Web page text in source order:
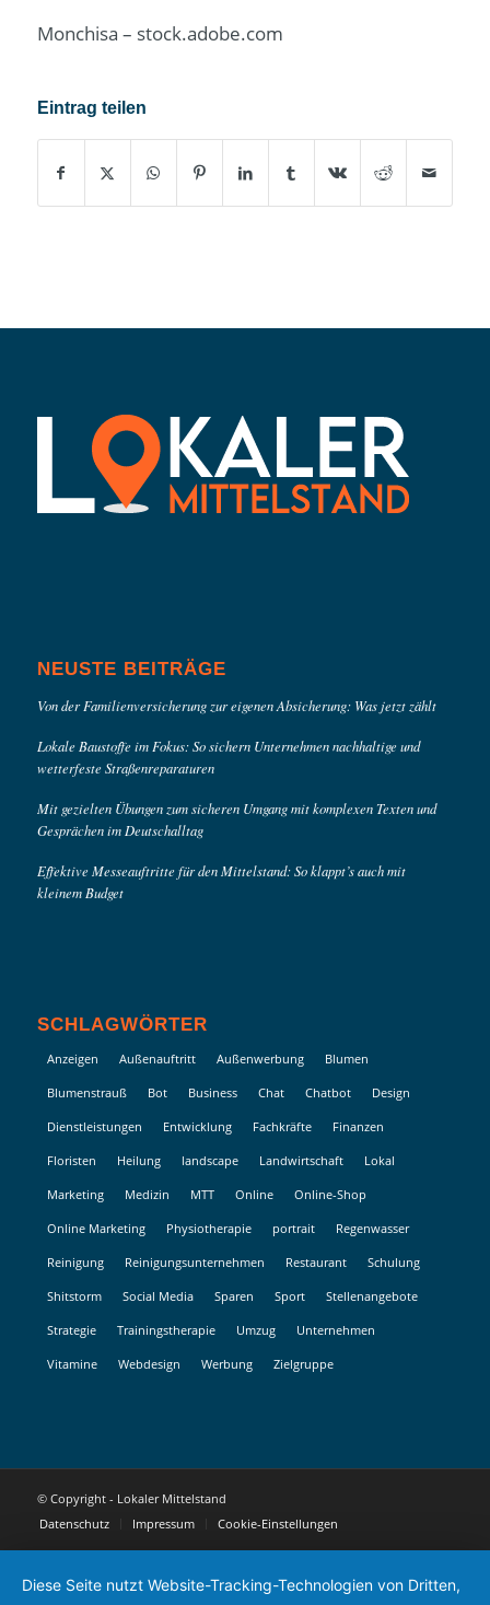
Monchisa – stock.adobe.com
Eintrag teilen
NEUSTE BEITRÄGE
Von der Familienversicherung zur eigenen Absicherung: Was jetzt zählt
Lokale Baustoffe im Fokus: So sichern Unternehmen nachhaltige und
wetterfeste Straßenreparaturen
Mit gezielten Übungen zum sicheren Umgang mit komplexen Texten und
Gesprächen im Deutschalltag
Effektive Messeauftritte für den Mittelstand: So klappt’s auch mit
kleinem Budget
SCHLAGWÖRTER
Anzeigen Außenauftritt Außenwerbung Blumen
Blumenstrauß Bot Business Chat Chatbot Design
Dienstleistungen Entwicklung Fachkräfte Finanzen
Floristen Heilung landscape Landwirtschaft Lokal
Marketing Medizin MTT Online Online-Shop
Online Marketing Physiotherapie portrait Regenwasser
Reinigung Reinigungsunternehmen Restaurant Schulung
Shitstorm Social Media Sparen Sport Stellenangebote
Strategie Trainingstherapie Umzug Unternehmen
Vitamine Webdesign Werbung Zielgruppe
© Copyright - Lokaler Mittelstand
Datenschutz
Impressum Cookie-Einstellungen
Diese Seite nutzt Website-Tracking-Technologien von Dritten,